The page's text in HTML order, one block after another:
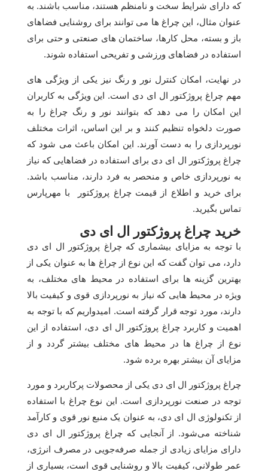
که دارای شرایط سخت و نامنظم هستند، مناسب باشند. به
عنوان مثال، این چراغ ها می توانند برای روشنایی فضاهای
باز و بسته، محل کارها، ساختمان های صنعتی و حتی برای
استفاده در فضاهای ورزشی و تفریحی استفاده شوند.
در نهایت، امکان کنترل نور و رنگ نیز یکی از ویژگی های
مهم چراغ پروژکتور ال ای دی است. این ویژگی به کاربران
این امکان را می دهد که بتوانند نور و رنگ چراغ را به
صورت دلخواه تنظیم کنند و بر این اساس، اثرات مختلف
نورپردازی را به دست آورند. این امکان باعث می شود که
چراغ پروژکتور ال ای دی برای استفاده در فضاهایی که نیاز
به نورپردازی خاص و منحصر به فرد دارند، مناسب باشد.
برای خرید و اطلاع از قیمت چراغ پروژکتور با مهرپارس
تماس بگیرید.
خرید چراغ پروژکتور ال ای دی
با توجه به مزایای بیشماری که چراغ پروژکتور ال ای دی
دارد، می توان گفت که این نوع از چراغ ها به عنوان یکی از
بهترین گزینه ها برای استفاده در محیط های مختلف، به
ویژه در محیط هایی که نیاز به نورپردازی قوی و کیفیت بالا
دارند، مورد توجه قرار گرفته است. امیدواریم که با توجه به
اهمیت و کاربرد چراغ پروژکتور ال ای دی، استفاده از این
نوع از چراغ ها در محیط های مختلف بیشتر گردد و از
مزایای آن بیشتر بهره برده شود.
چراغ پروژکتور ال ای دی یکی از محصولات پرکاربرد و مورد
توجه در صنعت نورپردازی است. این نوع چراغ با استفاده
از تکنولوژی ال ای دی، به عنوان یک منبع نور قوی و کارآمد
شناخته می‌شود. از آنجایی که چراغ پروژکتور ال ای دی
دارای مزایای زیادی از جمله صرفه‌جویی در مصرف انرژی،
عمر طولانی، کیفیت بالا و روشنایی قوی است، بسیاری از